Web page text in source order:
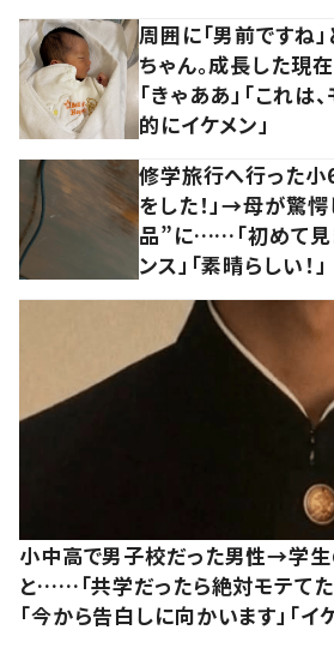
周囲に「男前ですね
ちゃん。成長した現
「きゃああ」「これは
的にイケメン」
修学旅行へ行った小
をした！」→母が驚
品”に……「初めて見
ンス」「素晴らしい！」
小中高で男子校だった男性→学
と……「共学だったら絶対モテて
「今から告白しに向かいます」「イ